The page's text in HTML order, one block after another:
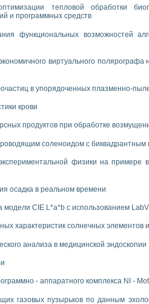
тепловой обработки
и программных средств
функциональных возможностей
виртуального
в упорядоченных плазменно-
крови
продуктов при обработке
соленоидом с биквадрантным
физики на примере
осадка в реальном времени
CIE L*a*b с использованием
характеристик солнечных элементов
анализа в медицинской эндоскопии
- аппаратного комплекса NI -
газовых пузырьков по данным